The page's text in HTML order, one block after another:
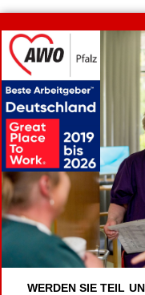
WERDEN SIE TEIL